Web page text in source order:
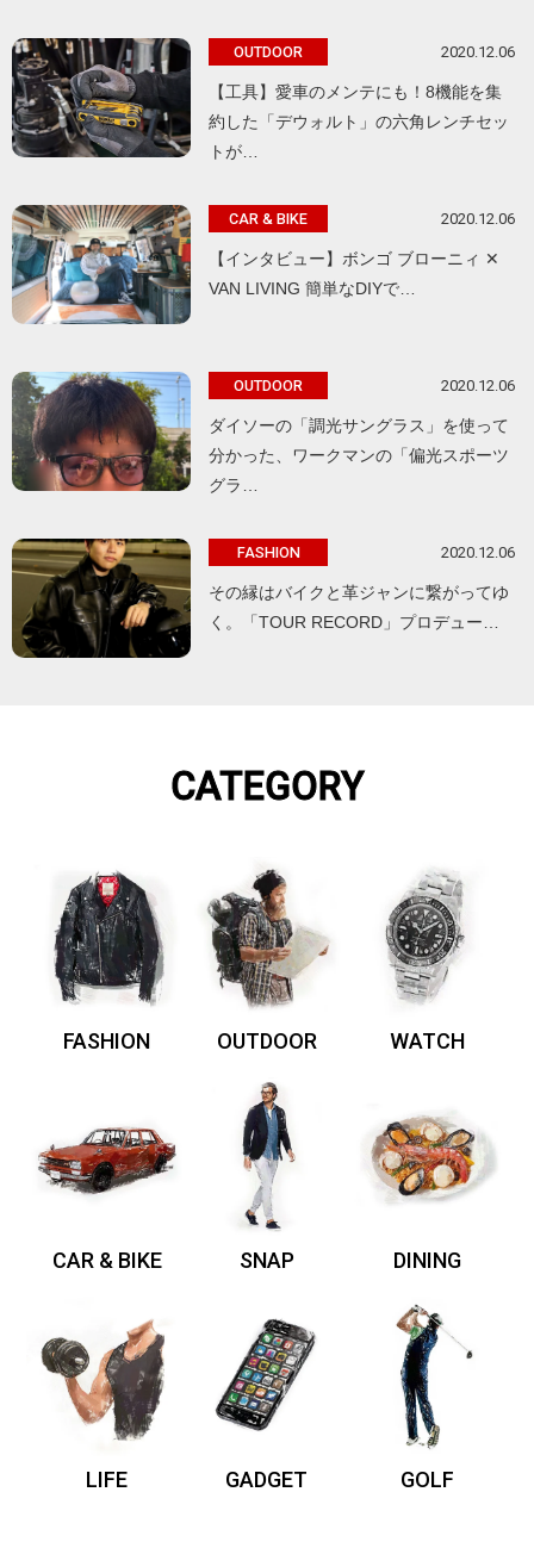
OUTDOOR 2020.12.06
【工具】愛車のメンテにも！8機能を集
約した「デウォルト」の六角レンチセッ
トが…
CAR & BIKE 2020.12.06
【インタビュー】ボンゴ ブローニィ ✕
VAN LIVING 簡単なDIYで…
OUTDOOR 2020.12.06
ダイソーの「調光サングラス」を使って
分かった、ワークマンの「偏光スポーツ
グラ…
FASHION 2020.12.06
その縁はバイクと革ジャンに繋がってゆ
く。「TOUR RECORD」プロデュー…
CATEGORY
FASHION OUTDOOR WATCH
CAR & BIKE SNAP DINING
LIFE GADGET GOLF